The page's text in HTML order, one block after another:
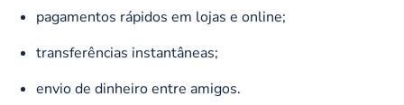
pagamentos rápidos em lojas e online;
transferências instantâneas;
envio de dinheiro entre amigos.